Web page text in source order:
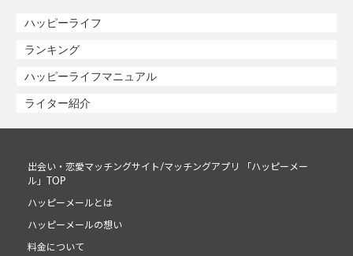
ハッピーライフ
ランキング
ハッピーライフマニュアル
ライター紹介
出会い・恋愛マッチングサイト/マッチングアプリ 「ハッピーメー
ル」TOP
ハッピーメールとは
ハッピーメールの想い
料金について